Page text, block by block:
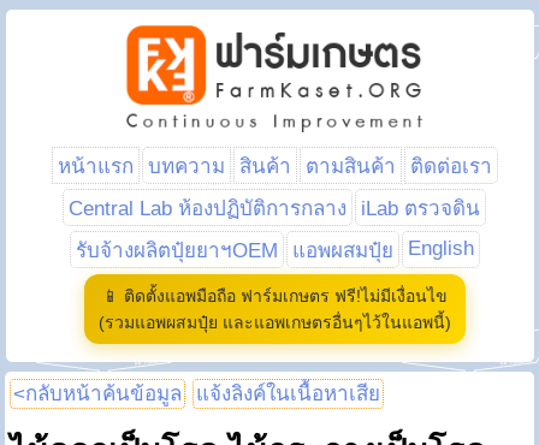
หน้าแรก บทความ สินค้า ตามสินค้า
ติดต่อเรา
Central Lab ห้องปฏิบัติการกลาง
iLab ตรวจดิน
รับจ้างผลิตปุ๋ยยาฯOEM
แอพผสมปุ๋ย English
📱 ติดตั้งแอพมือถือ ฟาร์มเกษตร ฟรี!ไม่มีเงื่อนไข
(รวมแอพผสมปุ๋ย และแอพเกษตรอื่นๆไว้ในแอพนี้)
<กลับหน้าค้นข้อมูล แจ้งลิงค์ในเนื้อหาเสีย